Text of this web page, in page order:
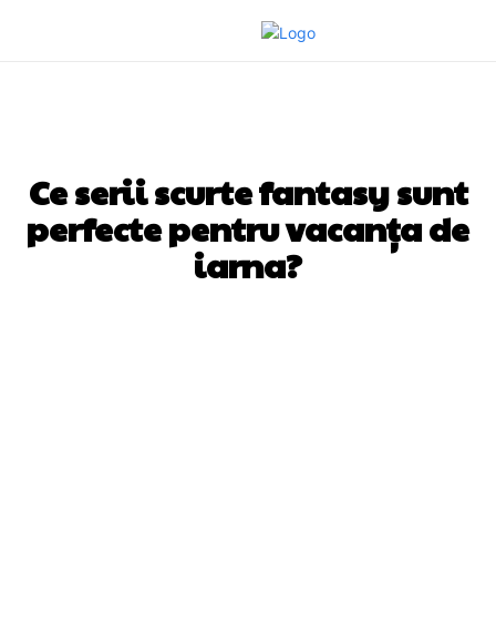
Ce serii scurte fantasy sunt
perfecte pentru vacanța de
iarna?